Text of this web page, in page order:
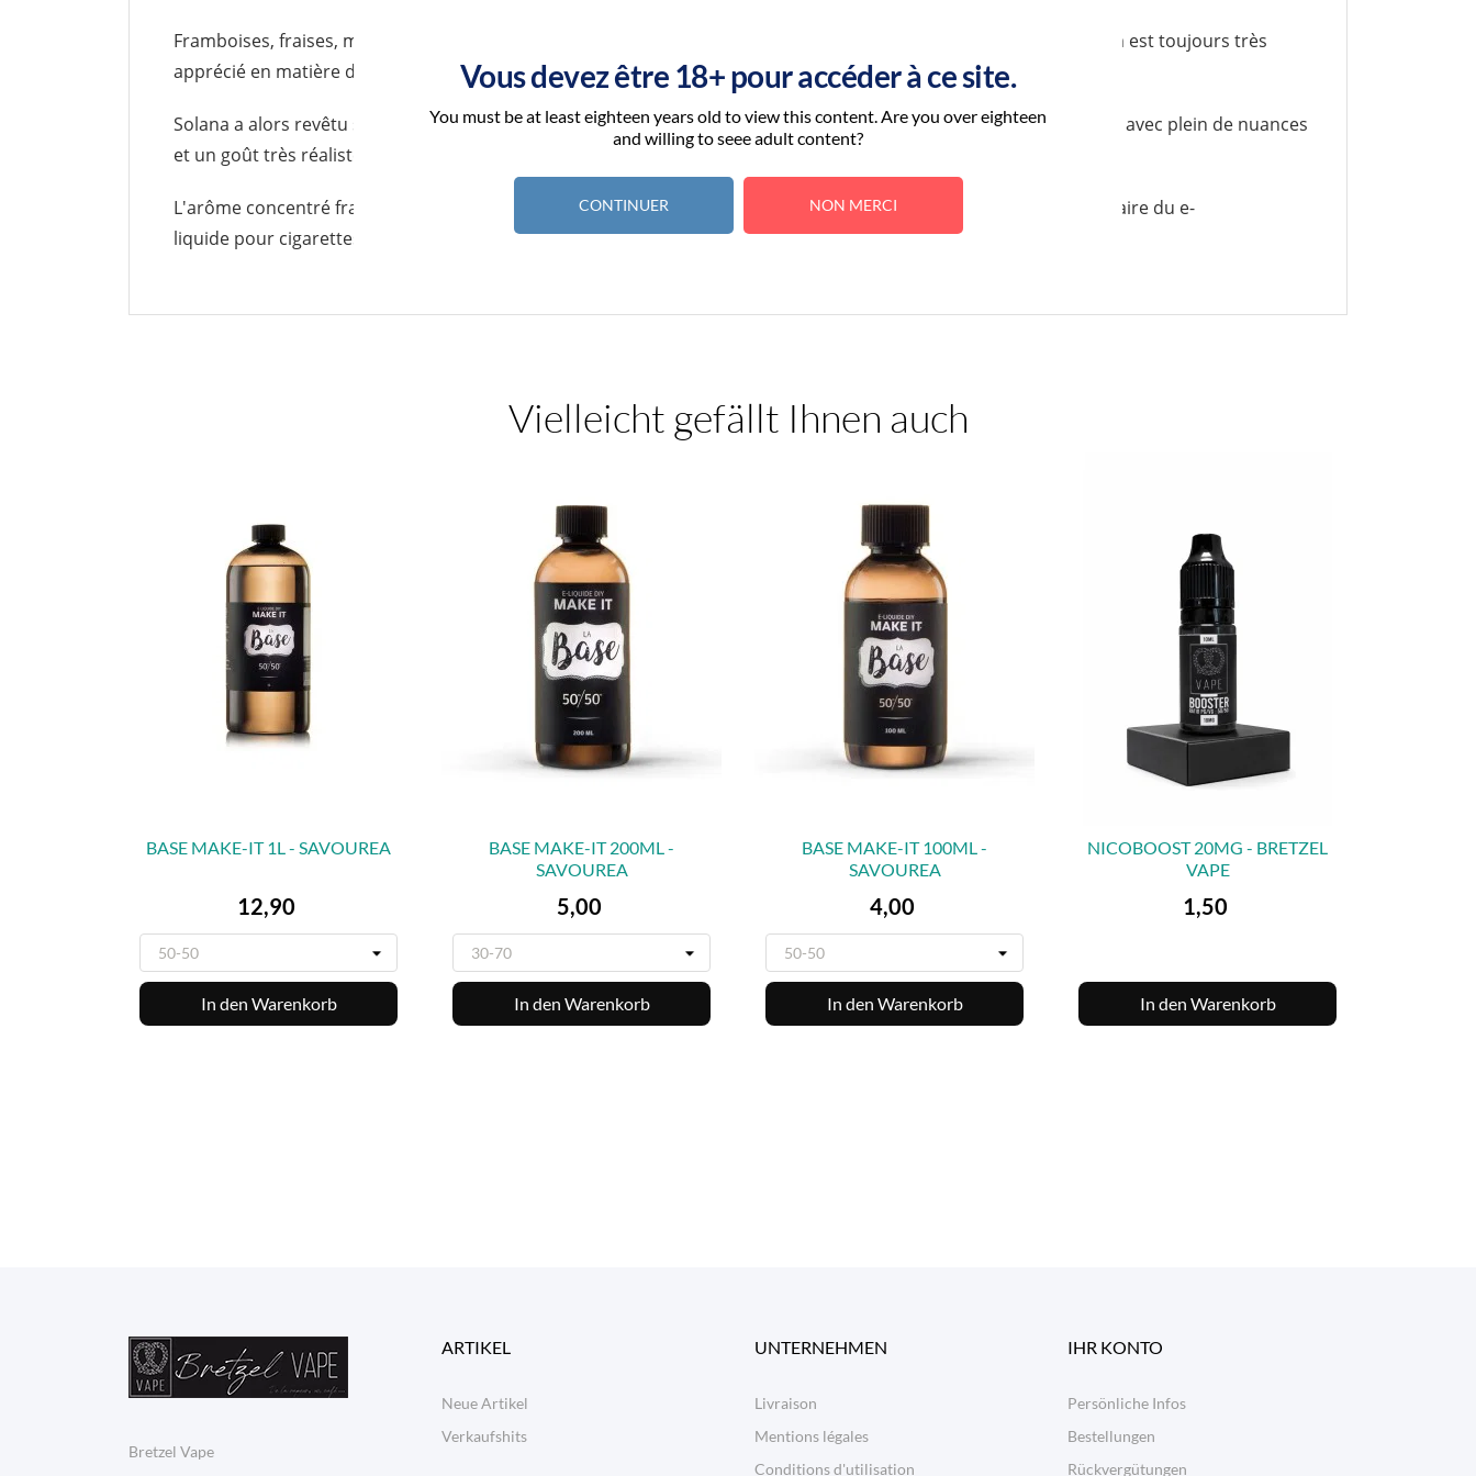
Vous devez être 18+ pour accéder à ce site.
You must be at least eighteen years old to view this content. Are you over eighteen
and willing to seee adult content?
CONTINUER NON MERCI
Framboises, fraises, myrtilles
sucrés et acidulés et leur parfum est toujours très
apprécié en matière de vape.
Solana a alors revêtu son plus beau tablier pour vous préparer un concentré d'excellence à base defruits des bois
avec plein de nuances
et un goût très réaliste et naturel en bouche. Une belle réussite pour une préparation goûtue !
L'arôme concentréfrançais est fabriqué parSolana et il se dilue à 13% dans de la base 50/50 pour faire du e-
liquide pour cigarettes
Vielleicht gefällt Ihnen auch
BASE MAKE-IT 1L - SAVOUREA
Preis
12,90
In den Warenkorb
VORSCHAU
BASE MAKE-IT 200ML -
SAVOUREA
Preis
5,00
In den Warenkorb
VORSCHAU
BASE MAKE-IT 100ML -
SAVOUREA
Preis
4,00
In den Warenkorb
VORSCHAU
NICOBOOST 20MG - BRETZEL
VAPE
Preis
1,50
In den Warenkorb
Bretzel Vape
ARTIKEL
Neue Artikel
Verkaufshits
UNTERNEHMEN
Livraison
Mentions légales
Conditions d'utilisation
IHR KONTO
Persönliche Infos
Bestellungen
Rückvergütungen